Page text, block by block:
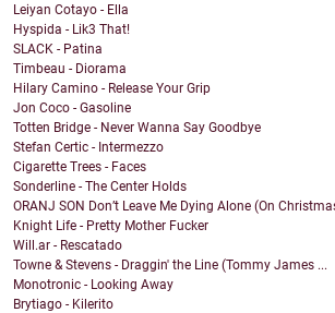
Leiyan Cotayo - Ella
Hyspida - Lik3 That!
SLACK - Patina
Timbeau - Diorama
Hilary Camino - Release Your Grip
Jon Coco - Gasoline
Totten Bridge - Never Wanna Say Goodbye
Stefan Certic - Intermezzo
Cigarette Trees - Faces
Sonderline - The Center Holds
ORANJ SON Don’t Leave Me Dying Alone (On
Knight Life - Pretty Mother Fucker
Will.ar - Rescatado
Towne & Stevens - Draggin' the Line (Tommy James ...
Monotronic - Looking Away
Brytiago - Kilerito